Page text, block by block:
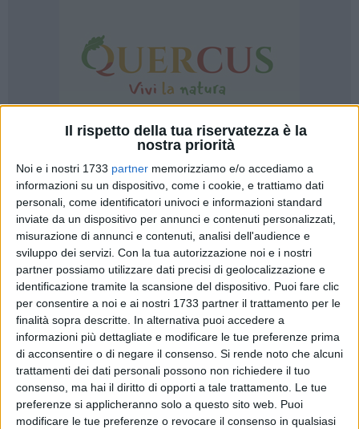
Il rispetto della tua riservatezza è la
nostra priorità
Noi e i nostri 1733 partner memorizziamo e/o accediamo a
informazioni su un dispositivo, come i cookie, e trattiamo dati
personali, come identificatori univoci e informazioni standard
inviate da un dispositivo per annunci e contenuti personalizzati,
misurazione di annunci e contenuti, analisi dell'audience e
sviluppo dei servizi. Con la tua autorizzazione noi e i nostri
partner possiamo utilizzare dati precisi di geolocalizzazione e
identificazione tramite la scansione del dispositivo. Puoi fare clic
per consentire a noi e ai nostri 1733 partner il trattamento per le
finalità sopra descritte. In alternativa puoi accedere a
informazioni più dettagliate e modificare le tue preferenze prima
di acconsentire o di negare il consenso. Si rende noto che alcuni
trattamenti dei dati personali possono non richiedere il tuo
consenso, ma hai il diritto di opporti a tale trattamento. Le tue
preferenze si applicheranno solo a questo sito web. Puoi
modificare le tue preferenze o revocare il consenso in qualsiasi
Poteva avere conseguenze ben peggiori l'incidente
verificatosi un'ora fa in via Eurola la strada dove la scorsa
settimana un giovane ha perso il controllo della sua Mini ed
è finito contro un albero.
Protagonista di questo ennesimo incidente un ragazzo di 23
anni che per cause ancora da accertare ma molto
probabilmente a causa dell'asfalto reso viscido dalla
pioggia, mentre percorreva la circovallazione di via dei
Normanni ha perso il controllo della sia Nissan Micra e si
ribaltato in viale Europa finendo la sua corsa sul parapetto